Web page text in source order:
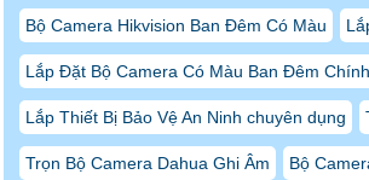
Bộ Camera Hikvision Ban Đêm Có Màu
Lắp Đặt Bộ Camera Có Màu Ban Đêm
Lắp Thiết Bị Bảo Vệ An Ninh chuyên dụng
Trọn Bộ Camera Dahua Ghi Âm Bộ